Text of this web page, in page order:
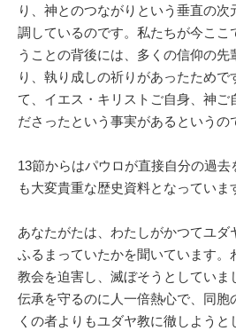
り、神とのつながりという垂直の
調しているのです。私たちが今ここ
うことの背後には、多くの信仰の先
り、執り成しの祈りがあったためで
て、イエス・キリストご自身、神ご
ださったという事実があるというの
13節からはパウロが直接自分の過
も大変貴重な歴史資料となっていま
あなたがたは、わたしがかつてユダ
ふるまっていたかを聞いています。
教会を迫害し、滅ぼそうとしていま
伝承を守るのに人一倍熱心で、同胞
くの者よりもユダヤ教に徹しよう